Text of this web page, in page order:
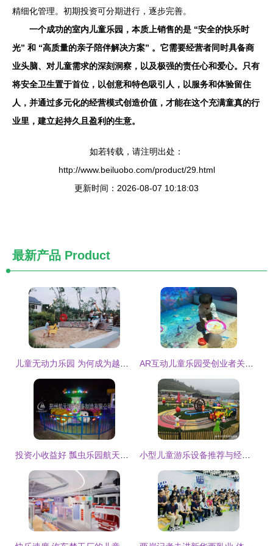
精细化管理。初期投资可分期进行，逐步完善。
一个成功的室内儿童乐园，本质上销售的是 “安全的快乐时
光” 和 “高质量的亲子陪伴解决方案” 。它需要经营者同时具备商
业头脑、对儿童需求的深刻洞察，以及极强的责任心和爱心。只有
将安全卫生置于首位，以创意和特色吸引人，以服务和体验留住
人，并通过多元化的经营模式创造价值，才能在这个充满童真的行
业里，建立起持久且盈利的生意。
如若转载，请注明出处：
http://www.beiluobo.com/product/29.html
更新时间：2026-08-07 10:18:03
最新产品 Product